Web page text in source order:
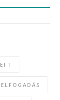
EFT
ELFOGADÁS